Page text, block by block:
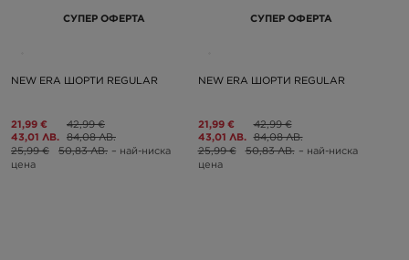
СУПЕР ОФЕРТА
NEW ERA ШОРТИ REGULAR
21,99 €
43,01 ЛВ.
42,99 €
84,08 ЛВ.
25,99 €
50,83 ЛВ. – най-ниска
цена
СУПЕР ОФЕРТА
NEW ERA ШОРТИ REGULAR
21,99 €
43,01 ЛВ.
42,99 €
84,08 ЛВ.
25,99 €
50,83 ЛВ. – най-ниска
цена